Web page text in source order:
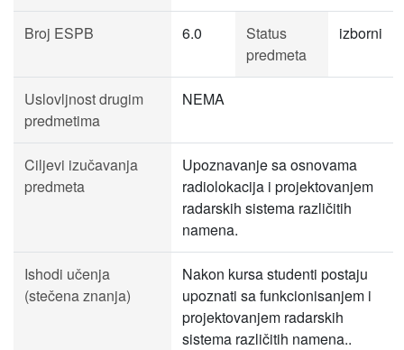
Broj ESPB 6.0
Status
predmeta
izborni
Uslovljnost drugim
predmetima
NEMA
Ciljevi izučavanja
predmeta
Upoznavanje sa osnovama
radiolokacija i projektovanjem
radarskih sistema različitih
namena.
Ishodi učenja
(stečena znanja)
Nakon kursa studenti postaju
upoznati sa funkcionisanjem i
projektovanjem radarskih
sistema različitih namena..